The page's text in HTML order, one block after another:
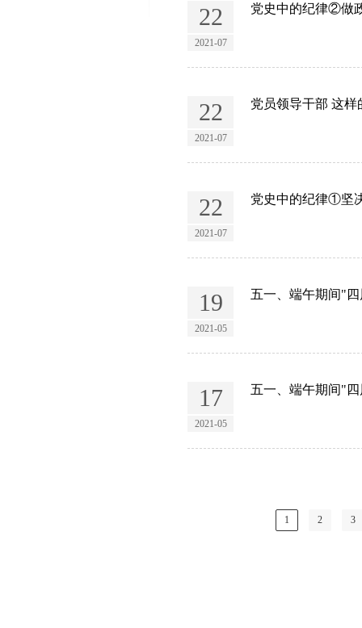
党史中的纪律②做
22
2021-07
党员领导干部 这
22
2021-07
党史中的纪律①坚
22
2021-07
五一、端午期间"
19
2021-05
五一、端午期间"
17
2021-05
1 2 3